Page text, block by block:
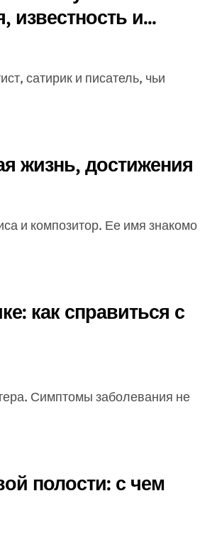
и
жизнь, достижения
как справиться с
полости: с чем